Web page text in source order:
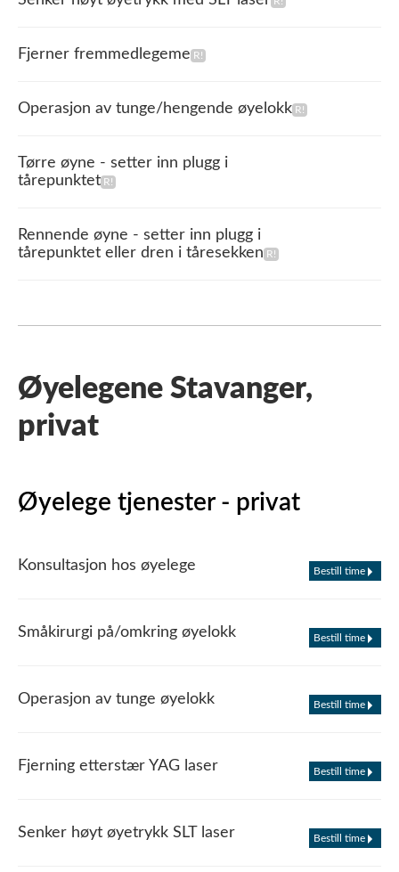
Fjerner fremmedlegeme
Operasjon av tunge/hengende øyelokk
Tørre øyne - setter inn plugg i
tårepunktet
Rennende øyne - setter inn plugg i
tårepunktet eller dren i tåresekken
Øyelegene Stavanger,
privat
Øyelege tjenester - privat
Konsultasjon hos øyelege Bestill time
Småkirurgi på/omkring øyelokk Bestill time
Operasjon av tunge øyelokk Bestill time
Fjerning etterstær YAG laser Bestill time
Senker høyt øyetrykk SLT laser Bestill time